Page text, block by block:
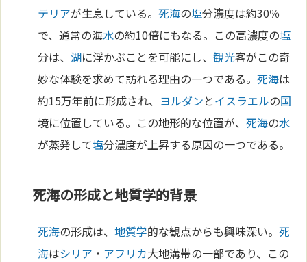
テリアが生息している。死海の塩分濃度は約30％
で、通常の海水の約10倍にもなる。この高濃度の塩
分は、湖に浮かぶことを可能にし、観光客がこの奇
妙な体験を求めて訪れる理由の一つである。死海は
約15万年前に形成され、 ヨルダンとイスラエルの国
境に位置している。この地形的な位置が、死海の水
が蒸発して塩分濃度が上昇する原因の一つである。
死海の形成と地質学的背景
死海の形成は、地質学的な観点からも興味深い。死
海はシリア ・ アフリカ大地溝帯の一部であり、この